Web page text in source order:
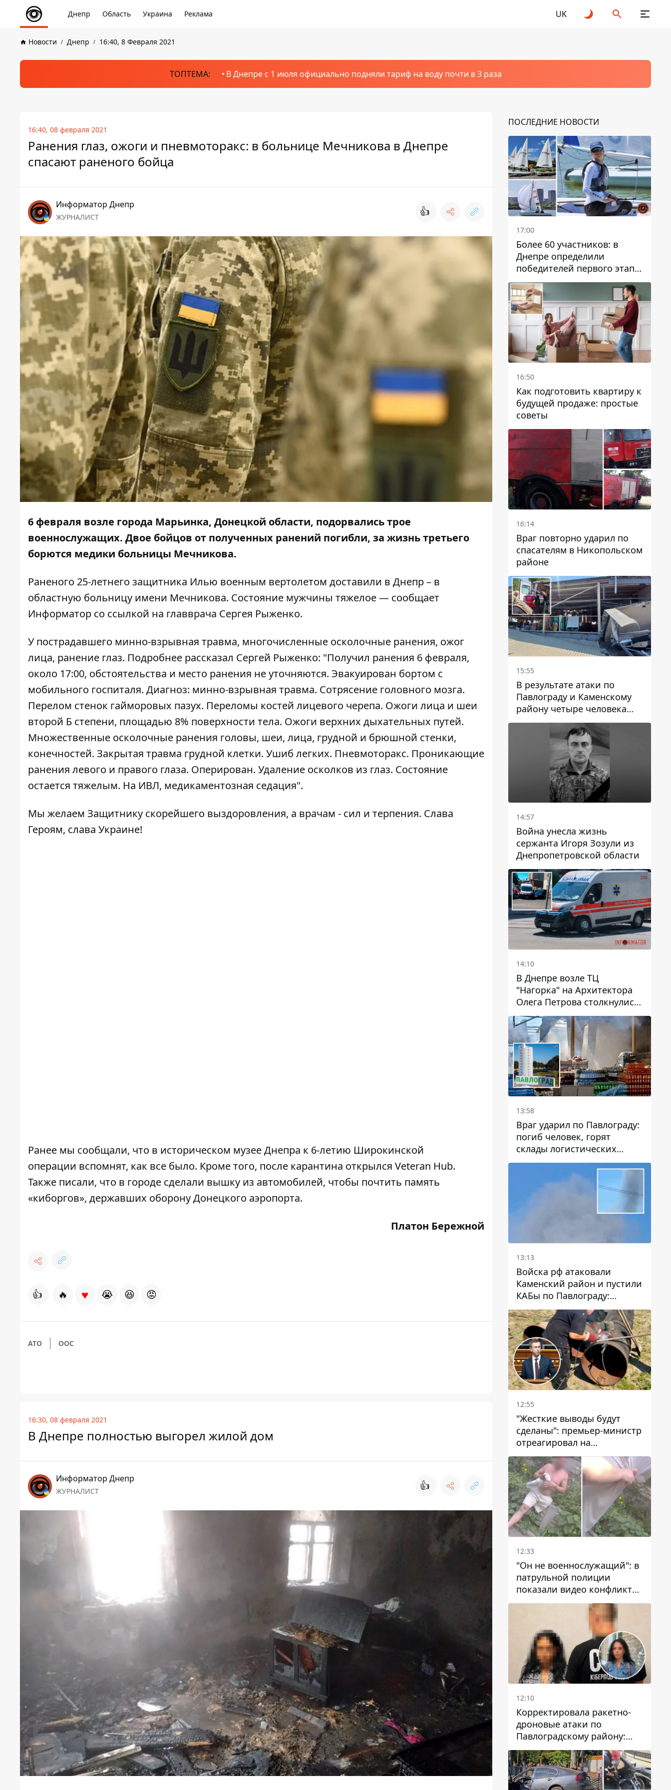
Днепр Область Украина Реклама UK
Новости Днепр 16:40, 8 Февраля 2021
ТОПТЕМА: В Днепре с 1 июля официально подняли тариф на воду почти в 3 раза
16:40, 08 февраля 2021
Ранения глаз, ожоги и пневмоторакс: в больнице Мечникова в Днепре
спасают раненого бойца
Информатор Днепр
ЖУРНАЛИСТ 👍
6 февраля возле города Марьинка, Донецкой области, подорвались трое
военнослужащих. Двое бойцов от полученных ранений погибли, за жизнь третьего
борются медики больницы Мечникова.
Раненого 25-летнего защитника Илью военным вертолетом доставили в Днепр – в
областную больницу имени Мечникова. Состояние мужчины тяжелое — сообщает
Информатор со ссылкой на главврача Сергея Рыженко.
У пострадавшего минно-взрывная травма, многочисленные осколочные ранения, ожог
лица, ранение глаз. Подробнее рассказал Сергей Рыженко: "Получил ранения 6 февраля,
около 17:00, обстоятельства и место ранения не уточняются. Эвакуирован бортом с
мобильного госпиталя. Диагноз: минно-взрывная травма. Сотрясение головного мозга.
Перелом стенок гайморовых пазух. Переломы костей лицевого черепа. Ожоги лица и шеи
второй Б степени, площадью 8% поверхности тела. Ожоги верхних дыхательных путей.
Множественные осколочные ранения головы, шеи, лица, грудной и брюшной стенки,
конечностей. Закрытая травма грудной клетки. Ушиб легких. Пневмоторакс. Проникающие
ранения левого и правого глаза. Оперирован. Удаление осколков из глаз. Состояние
остается тяжелым. На ИВЛ, медикаментозная седация".
Мы желаем Защитнику скорейшего выздоровления, а врачам - сил и терпения. Слава
Героям, слава Украине!
Ранее мы сообщали, что в историческом музее Днепра к 6-летию Широкинской
операции вспомнят, как все было. Кроме того, после карантина открылся Veteran Hub.
Также писали, что в городе сделали вышку из автомобилей, чтобы почтить память
«киборгов», державших оборону Донецкого аэропорта.
Платон Бережной
👍 🔥 ♥ 😭 😆 😡
АТО ООС
16:30, 08 февраля 2021
В Днепре полностью выгорел жилой дом
Информатор Днепр
ЖУРНАЛИСТ 👍
ПОСЛЕДНИЕ НОВОСТИ
17:00
Более 60 участников: в
Днепре определили
победителей первого этапа
Кубка Украины по
парусному спорту
16:50
Как подготовить квартиру к
будущей продаже: простые
советы
16:14
Враг повторно ударил по
спасателям в Никопольском
районе
15:55
В результате атаки по
Павлограду и Каменскому
району четыре человека
погибли, семеро получили
ранения
14:57
Война унесла жизнь
сержанта Игоря Зозули из
Днепропетровской области
14:10
В Днепре возле ТЦ
"Нагорка" на Архитектора
Олега Петрова столкнулись
"скорая" и Toyota: трамваи
№5 задерживаются
13:58
Враг ударил по Павлограду:
погиб человек, горят
склады логистических
компаний и магазина
13:13
Войска рф атаковали
Каменский район и пустили
КАБы по Павлограду:
пострадал мужчина, в небо
поднимается столб дыма
12:55
"Жесткие выводы будут
сделаны": премьер-министр
отреагировал на
несколькодневное
отсутствие воды в Марганце
12:33
"Он не военнослужащий": в
патрульной полиции
показали видео конфликта
с мужчиной без ноги на
проспекте Поля в Днепре
12:10
Корректировала ракетно-
дроновые атаки по
Павлоградскому району:
задержали вражескую
агентку